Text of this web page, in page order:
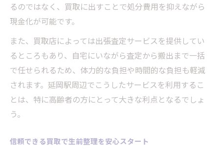
るのではなく、買取に出すことで処分費用を抑えながら
現金化が可能です。
また、買取店によっては出張査定サービスを提供してい
るところもあり、自宅にいながら査定から搬出まで一括
で任せられるため、体力的な負担や時間的な負担も軽減
されます。延岡駅周辺でこうしたサービスを利用するこ
とは、特に高齢者の方にとって大きな利点となるでしょ
う。
信頼できる買取で生前整理を安心スタート